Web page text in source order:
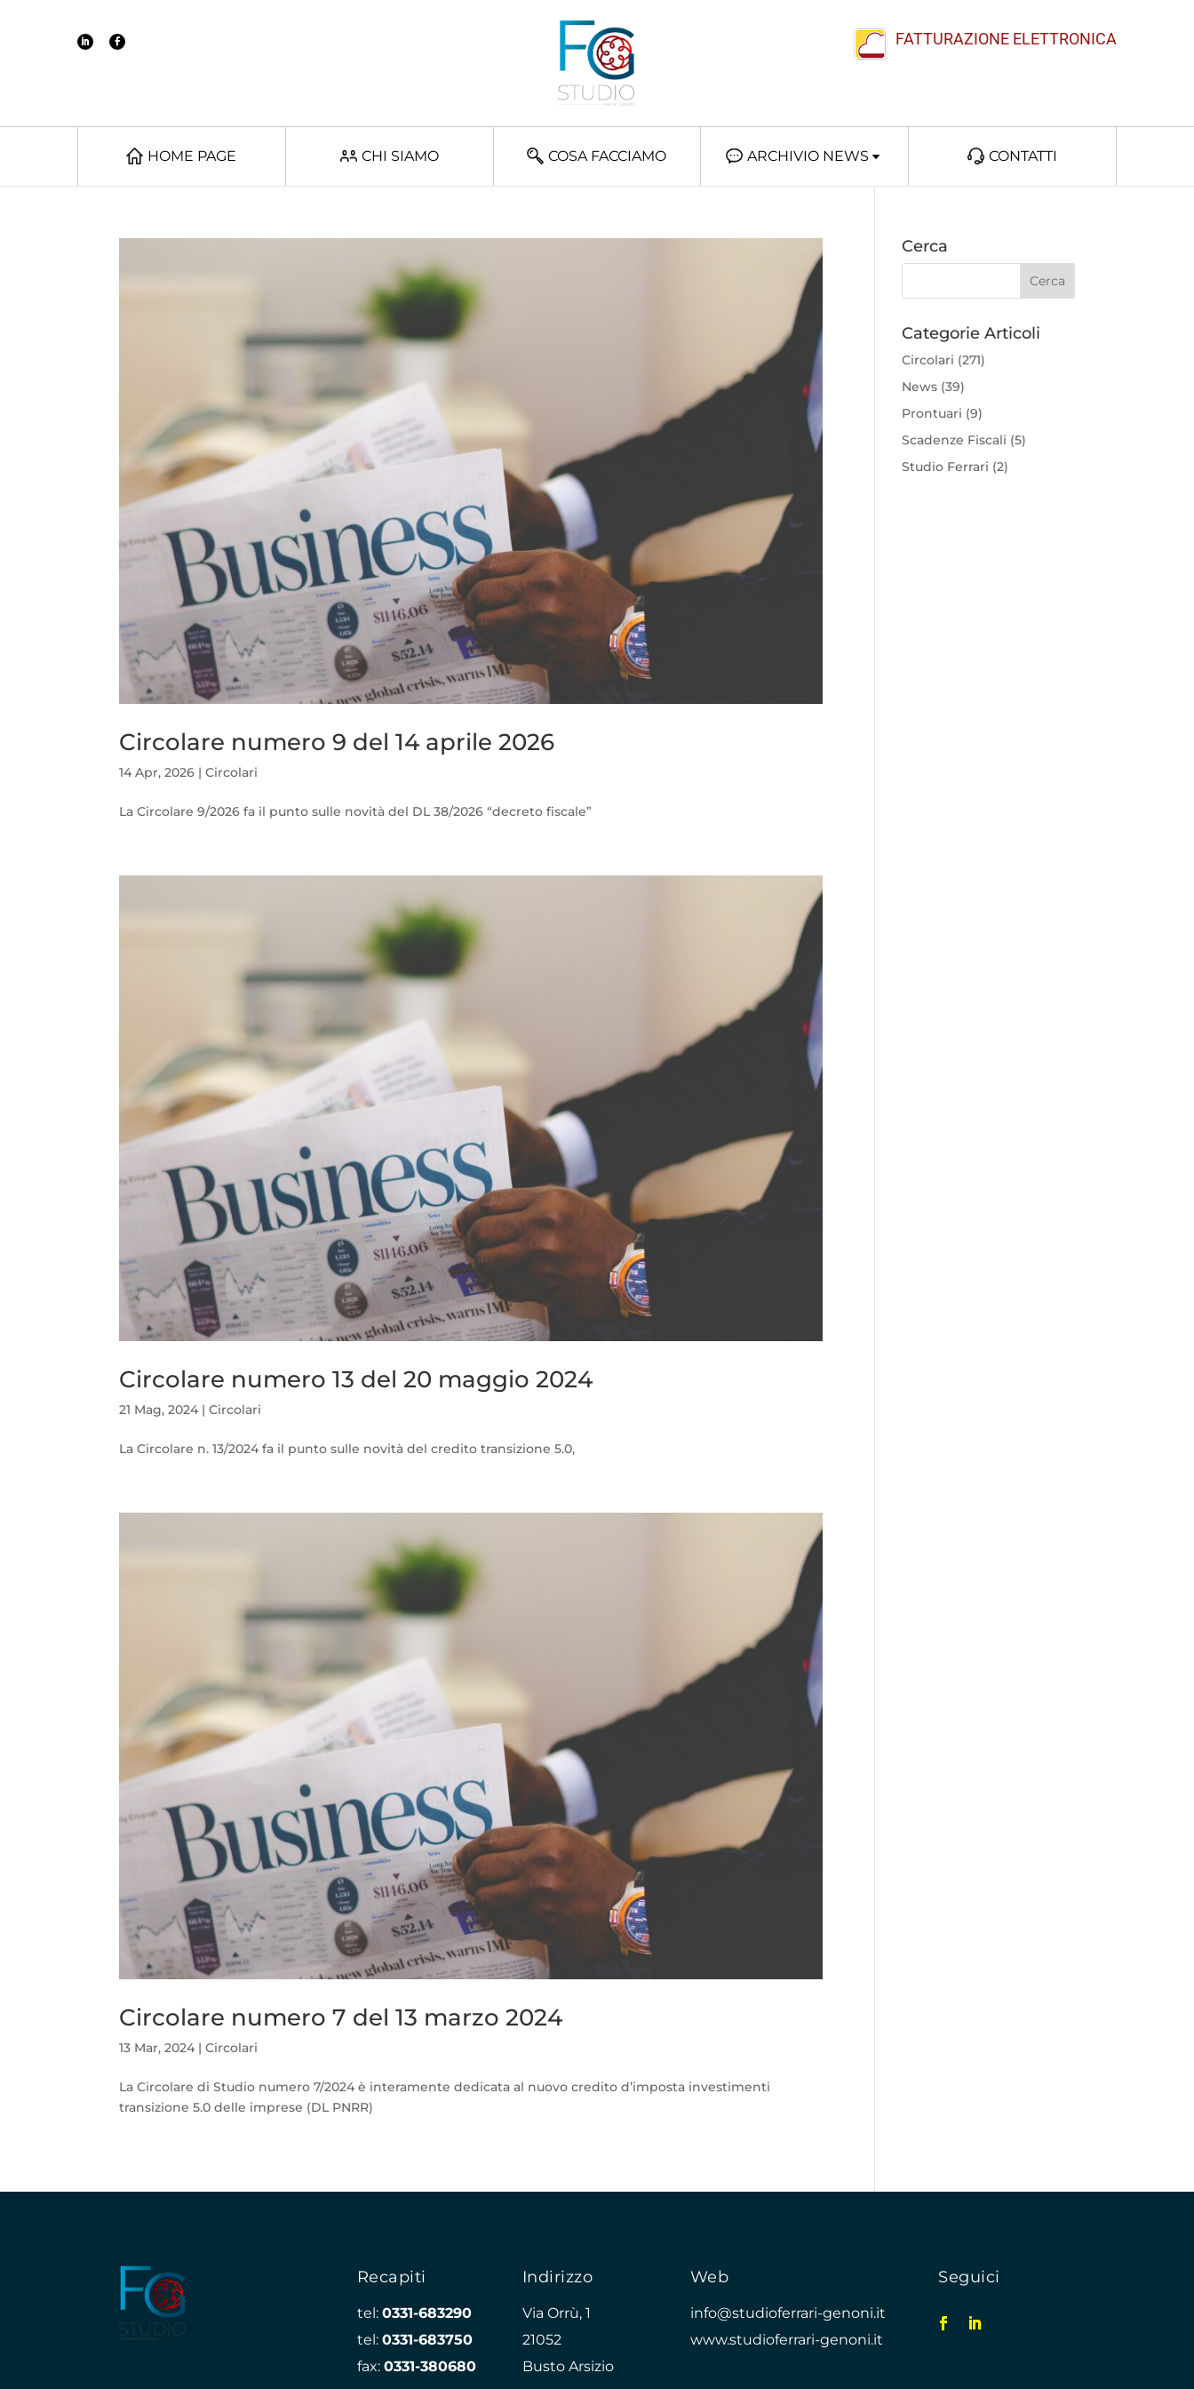
FATTURAZIONE ELETTRONICA
HOME PAGE CHI SIAMO COSA FACCIAMO ARCHIVIO NEWS CONTATTI
Circolare numero 9 del 14 aprile 2026
14 Apr, 2026 |Circolari
La Circolare 9/2026 fa il punto sulle novità del DL 38/2026 “decreto fiscale”
Circolare numero 13 del 20 maggio 2024
21 Mag, 2024 |Circolari
La Circolare n. 13/2024 fa il punto sulle novità del credito transizione 5.0,
Circolare numero 7 del 13 marzo 2024
13 Mar, 2024 |Circolari
La Circolare di Studio numero 7/2024 è interamente dedicata al nuovo credito d’imposta investimenti
transizione 5.0 delle imprese (DL PNRR)
Cerca
Categorie Articoli
Circolari (271)
News (39)
Prontuari (9)
Scadenze Fiscali (5)
Studio Ferrari (2)
Recapiti
tel: 0331-683290
tel: 0331-683750
fax: 0331-380680
Indirizzo
Via Orrù, 1
21052
Busto Arsizio
Web
info@studioferrari-genoni.it
www.studioferrari-genoni.it
Seguici